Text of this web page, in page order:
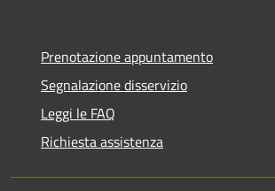
Prenotazione appuntamento
Segnalazione disservizio
Leggi le FAQ
Richiesta assistenza